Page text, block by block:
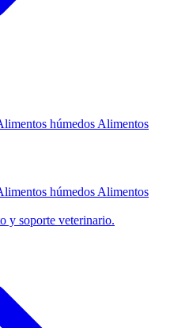
húmedos Alimentos
húmedos Alimentos
y soporte veterinario.